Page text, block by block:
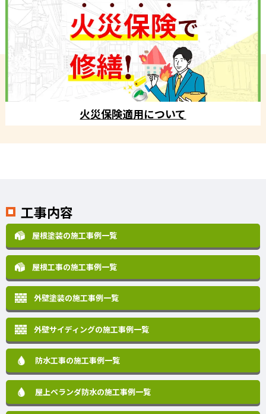
火災保険適用について
工事内容
屋根塗装の施工事例一覧
屋根工事の施工事例一覧
外壁塗装の施工事例一覧
外壁サイディングの施工事例一覧
防水工事の施工事例一覧
屋上ベランダ防水の施工事例一覧